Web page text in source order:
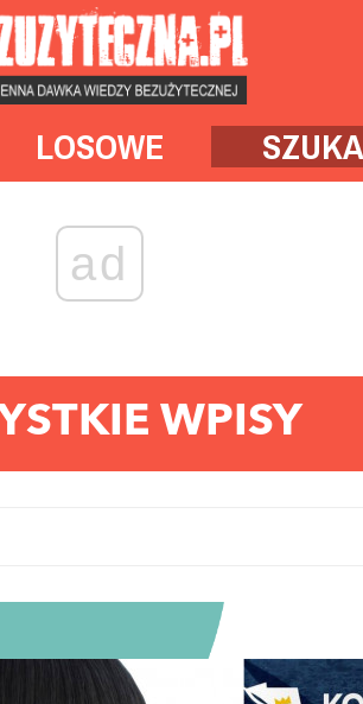
LOSOWE
ad
WPISY